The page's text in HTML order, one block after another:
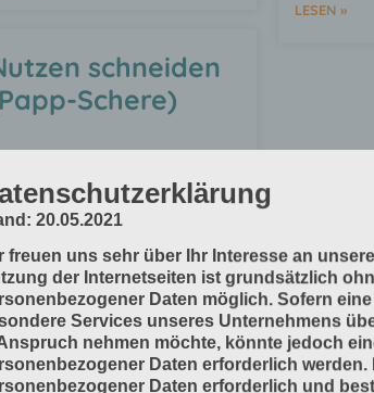
LESEN »
schneiden
Schere)
« Zurück
20.05.2021
freuen uns sehr über Ihr Interesse an
der Internetseiten ist grundsätzlich
Daten möglich. Sofern
Services unseres Unternehmens
nehmen möchte, könnte jedoch
Daten erforderlich werden.
Daten erforderlich und